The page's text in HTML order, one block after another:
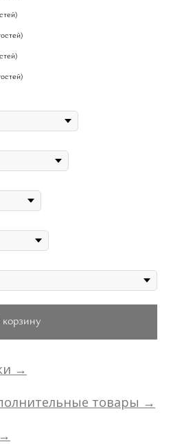
корзину
→
товары →
→